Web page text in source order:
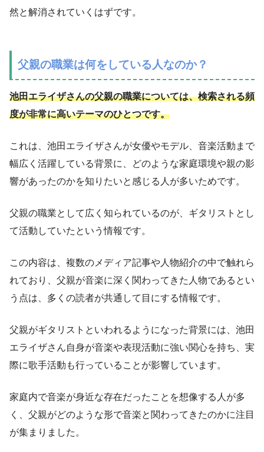
然と解消されていくはずです。
父親の職業は何をしている人なのか？
池田エライザさんの父親の職業については、検索される頻
度が非常に高いテーマのひとつです。
これは、池田エライザさんが女優やモデル、音楽活動まで
幅広く活躍している背景に、どのような家庭環境や親の影
響があったのかを知りたいと感じる人が多いためです。
父親の職業として広く知られているのが、ギタリストとし
て活動していたという情報です。
この内容は、複数のメディア記事や人物紹介の中で触れら
れており、父親が音楽に深く関わってきた人物であるとい
う点は、多くの読者が共通して目にする情報です。
父親がギタリストといわれるようになった背景には、池田
エライザさん自身が音楽や表現活動に強い関心を持ち、実
際に歌手活動も行っていることが影響しています。
家庭内で音楽が身近な存在だったことを想像する人が多
く、父親がどのような形で音楽と関わってきたのかに注目
が集まりました。